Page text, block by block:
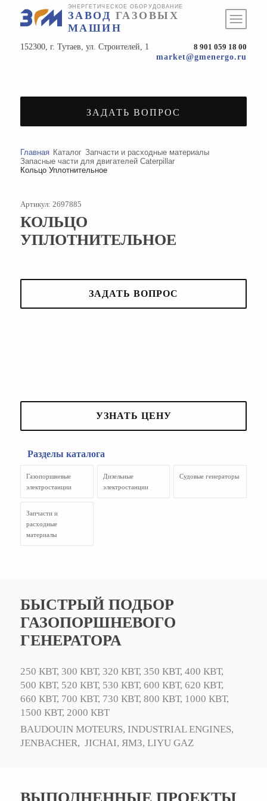
ЭНЕРГЕТИЧЕСКОЕ ОБОРУДОВАНИЕ
ЗАВОД ГАЗОВЫХ
МАШИН
152300, г. Тутаев, ул. Строителей, 1
8 901 059 18 00
market@gmenergo.ru
ЗАДАТЬ ВОПРОС
Главная Каталог Запчасти и расходные материалы
Запасные части для двигателей Caterpillar
Кольцо Уплотнительное
Артикул: 2697885
КОЛЬЦО
УПЛОТНИТЕЛЬНОЕ
ЗАДАТЬ ВОПРОС
УЗНАТЬ ЦЕНУ
Разделы каталога
Газопоршневые
электростанции
Дизельные
электростанции
Судовые генераторы
Запчасти и
расходные
материалы
БЫСТРЫЙ ПОДБОР
ГАЗОПОРШНЕВОГО
ГЕНЕРАТОРА
250 КВТ, 300 КВТ, 320 КВТ, 350 КВТ, 400 КВТ,
500 КВТ, 520 КВТ, 530 КВТ, 600 КВТ, 620 КВТ,
660 КВТ, 700 КВТ, 730 КВТ, 800 КВТ, 1000 КВТ,
1500 КВТ, 2000 КВТ
BAUDOUIN MOTEURS, INDUSTRIAL ENGINES,
JENBACHER, JICHAI, ЯМЗ, LIYU GAZ